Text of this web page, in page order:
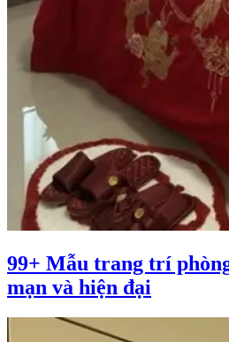
99+ Mẫu trang trí
mạn và hiện đại